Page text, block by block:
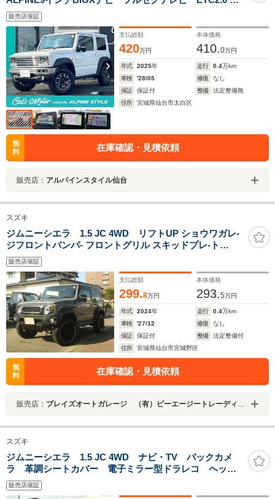
バックカメラ オリジナルカスタマイズカー シーケ
ンシャルウィンカー LEDヘッドライト 衝突軽減
シートヒーター
販売店保証
支払総額
420万円
本体価格
410.0万円
年式 2025年 走行 0.4万km
車検
'28/05 修復
なし
保証
保証付 整備
法定整備無
住所
宮城県仙台市太白区
無
料
在庫確認・見積依頼
販売店： アルパインスタイル仙台
スズキ
ジムニーシエラ 1.5 JC 4WD リフトUP ショウワガレ-
ジフロントバンパ- フロントグリル スキッドプレ-ト
Weds16AW ATタイヤ ガラスリット メモリ-ナビ 外スピ-
カ- フルセグ バックカメラ 前後ドラレコ スマ-トキ-2コ
ETC リアソナ- クルコン
販売店保証
支払総額
299.8万円
本体価格
293.5万円
年式 2024年 走行 0.4万km
車検
'27/12 修復
なし
保証
保証付 整備
法定整備付
住所
宮城県仙台市宮城野区
無
料
在庫確認・見積依頼
販売店： ブレイズオートガレージ （有）ビーエージートレーディング
スズキ
ジムニーシエラ 1.5 JC 4WD ナビ・TV バックカメ
ラ 革調シートカバー 電子ミラー型ドラレコ ヘッド
ライトウォッシャー 下廻り防錆加工 ボディーコーテ
ィング済
販売店保証